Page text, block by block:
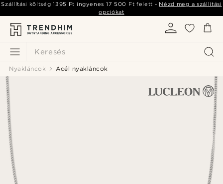
Keresés
Szállítási költség1395 Ft ingyenes 17 500 Ft felett - Nézd meg a szállítási
opciókat
Nyakláncok Acél nyakláncok